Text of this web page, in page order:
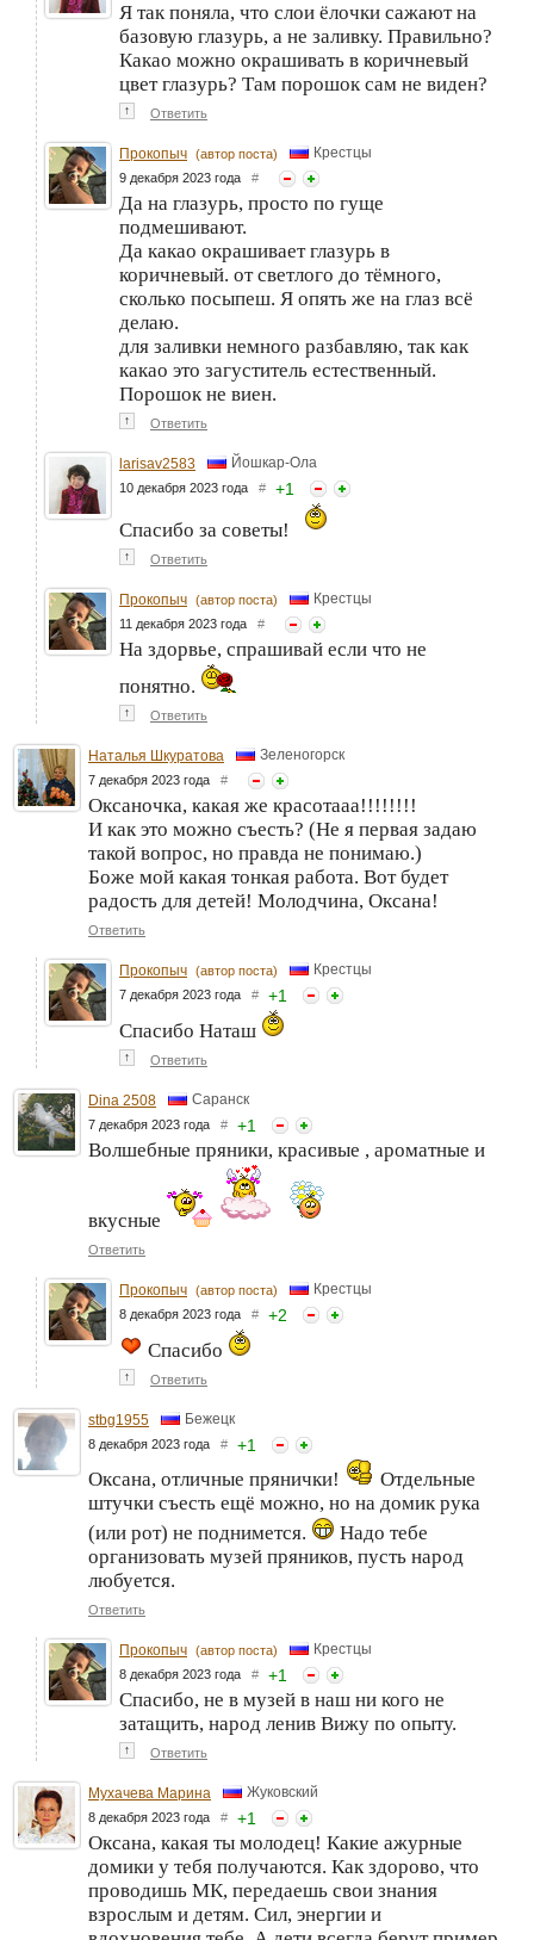
Я так поняла, что слои ёлочки сажают на
базовую глазурь, а не заливку. Правильно?
Какао можно окрашивать в коричневый
цвет глазурь? Там порошок сам не виден?
↑ Ответить
Прокопыч (автор поста) Крестцы
9 декабря 2023 года #
Да на глазурь, просто по гуще
подмешивают.
Да какао окрашивает глазурь в
коричневый. от светлого до тёмного,
сколько посыпеш. Я опять же на глаз всё
делаю.
для заливки немного разбавляю, так как
какао это загуститель естественный.
Порошок не виен.
↑ Ответить
larisav2583 Йошкар-Ола
10 декабря 2023 года # +1
Спасибо за советы!
↑ Ответить
Прокопыч (автор поста) Крестцы
11 декабря 2023 года #
На здорвье, спрашивай если что не
понятно.
↑ Ответить
Наталья Шкуратова Зеленогорск
7 декабря 2023 года #
Оксаночка, какая же красотааа!!!!!!!!
И как это можно съесть? (Не я первая задаю
такой вопрос, но правда не понимаю.)
Боже мой какая тонкая работа. Вот будет
радость для детей! Молодчина, Оксана!
Ответить
Прокопыч (автор поста) Крестцы
7 декабря 2023 года # +1
Спасибо Наташ
↑ Ответить
Dina 2508 Саранск
7 декабря 2023 года # +1
Волшебные пряники, красивые , ароматные и
вкусные
Ответить
Прокопыч (автор поста) Крестцы
8 декабря 2023 года # +2
Спасибо
↑ Ответить
stbg1955 Бежецк
8 декабря 2023 года # +1
Оксана, отличные прянички!
Отдельные
штучки съесть ещё можно, но на домик рука
(или рот) не поднимется.
Надо тебе
организовать музей пряников, пусть народ
любуется.
Ответить
Прокопыч (автор поста) Крестцы
8 декабря 2023 года # +1
Спасибо, не в музей в наш ни кого не
затащить, народ ленив Вижу по опыту.
↑ Ответить
Мухачева Марина Жуковский
8 декабря 2023 года # +1
Оксана, какая ты молодец! Какие ажурные
домики у тебя получаются. Как здорово, что
проводишь МК, передаешь свои знания
взрослым и детям. Сил, энергии и